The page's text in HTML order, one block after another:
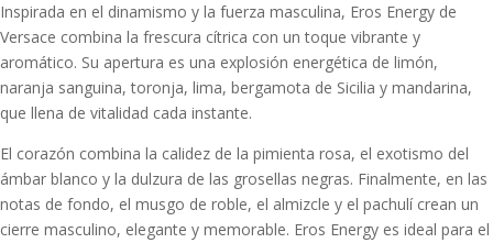
Inspirada en el dinamismo y la fuerza masculina, Eros Energy de
Versace combina la frescura cítrica con un toque vibrante y
aromático. Su apertura es una explosión energética de limón,
naranja sanguina, toronja, lima, bergamota de Sicilia y mandarina,
que llena de vitalidad cada instante.
El corazón combina la calidez de la pimienta rosa, el exotismo del
ámbar blanco y la dulzura de las grosellas negras. Finalmente, en las
notas de fondo, el musgo de roble, el almizcle y el pachulí crean un
cierre masculino, elegante y memorable. Eros Energy es ideal para el